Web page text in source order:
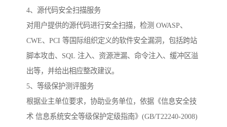
4、源代码安全扫描服务
对用户提供的源代码进行安全扫描，检测 OWASP、
CWE、PCI 等国际组织定义的软件安全漏洞，包括跨站
脚本攻击、SQL 注入、资源泄漏、命令注入、缓冲区溢
出等，并给出相应整改建议。
5、等级保护测评服务
根据业主单位要求，协助业务单位，依据《信息安全技
术 信息系统安全等级保护定级指南》(GB/T22240-2008)